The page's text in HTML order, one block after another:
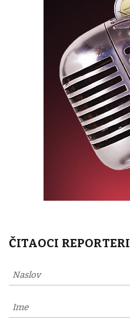
ČITAOCI REPORTERI